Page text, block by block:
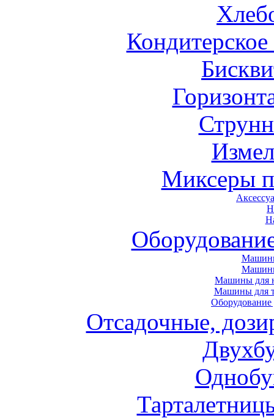
Миксеры
Машины для
Машины для
Отсадочные,